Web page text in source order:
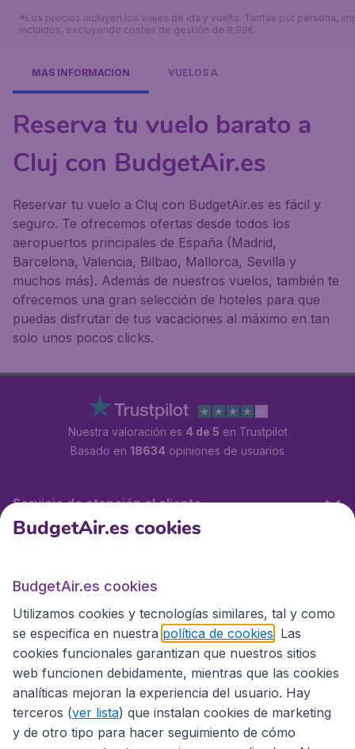
*Los precios incluyen los viajes de ida y vuelta. Tarifas por persona,
incluidos, excluyendo costes de gestión de 9,99€.
MÁS INFORMACIÓN VUELOS A
Reserva tu vuelo barato a
Cluj con BudgetAir.es
Reservar tu vuelo a Cluj con BudgetAir.es es fácil y
seguro. Te ofrecemos ofertas desde todos los
aeropuertos principales de España (Madrid,
Barcelona, Valencia, Bilbao, Mallorca, Sevilla y
muchos más). Además de nuestros vuelos, también te
ofrecemos una gran selección de hoteles para que
puedas disfrutar de tus vacaciones al máximo en tan
solo unos pocos clicks.
Nuestra valoración es 4 de 5 en Trustpilot
Basado en 18634 opiniones de usuarios
Servicio de atención al cliente
Sitios internacionales
BudgetAir.es cookies
BudgetAir.es cookies
Utilizamos cookies y tecnologías similares, tal y como
se especifica en nuestra política de cookies . Las
cookies funcionales garantizan que nuestros sitios
web funcionen debidamente, mientras que las cookies
analíticas mejoran la experiencia del usuario. Hay
terceros (ver lista) que instalan cookies de marketing
y de otro tipo para hacer seguimiento de cómo